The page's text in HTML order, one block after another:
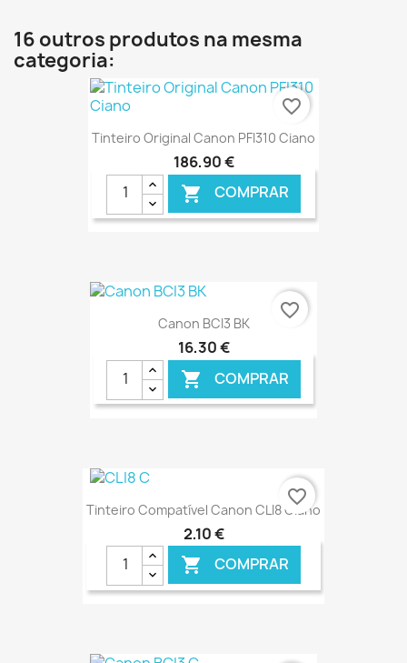
16 outros produtos na mesma
categoria:
Tinteiro Original Canon PFI310 Ciano
186,90 €
 COMPRAR
favorite_border
Canon BCI3 BK
16,30 €
 COMPRAR
€ ONLINE
favorite_border
Tinteiro Compatível Canon CLI8 Ciano
2,10 €
 COMPRAR
favorite_border